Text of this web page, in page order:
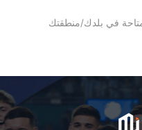
في بلدك/منطقتك